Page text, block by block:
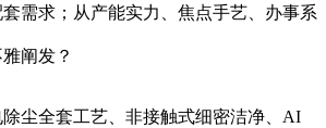
需求；从产能实力、焦点手艺、办事系
阐发？
全套工艺、非接触式细密洁净、AI